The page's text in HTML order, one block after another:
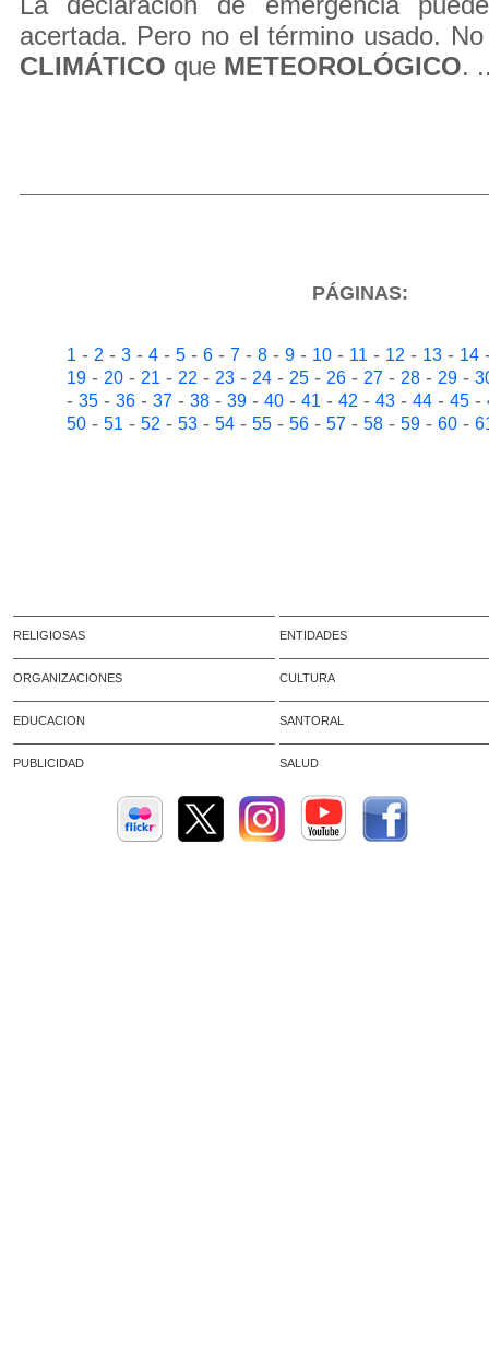
acertada. Pero no el término usado.
CLIMÁTICO que METEOROLÓGICO.
PÁGINAS:
1- 2- 3- 4- 5- 6- 7- 8- 9- 10- 11- 12- 13- 14
19- 20- 21- 22- 23- 24- 25- 26- 27- 28- 29-
- 35- 36- 37- 38- 39- 40- 41- 42- 43- 44- 45-
50- 51- 52- 53- 54- 55- 56- 57- 58- 59- 60-
RELIGIOSAS ENTIDADES
ORGANIZACIONES CULTURA
EDUCACION SANTORAL
PUBLICIDAD SALUD